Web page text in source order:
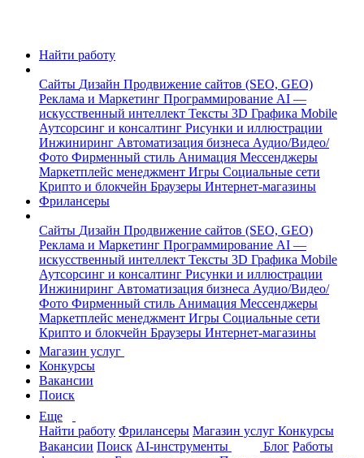
Найти работу
Сайты Дизайн Продвижение сайтов (SEO, GEO)
Реклама и Маркетинг Программирование AI —
искусственный интеллект Тексты 3D Графика Mobile
Аутсорсинг и консалтинг Рисунки и иллюстрации
Инжиниринг Автоматизация бизнеса Аудио/Видео/
Фото Фирменный стиль Анимация Мессенджеры
Маркетплейс менеджмент Игры Социальные сети
Крипто и блокчейн Браузеры Интернет-магазины
Фрилансеры
Сайты Дизайн Продвижение сайтов (SEO, GEO)
Реклама и Маркетинг Программирование AI —
искусственный интеллект Тексты 3D Графика Mobile
Аутсорсинг и консалтинг Рисунки и иллюстрации
Инжиниринг Автоматизация бизнеса Аудио/Видео/
Фото Фирменный стиль Анимация Мессенджеры
Маркетплейс менеджмент Игры Социальные сети
Крипто и блокчейн Браузеры Интернет-магазины
Магазин услуг
Конкурсы
Вакансии
Поиск
Еще
Найти работу Фрилансеры Магазин услуг Конкурсы
Вакансии Поиск AI-инструменты Блог Работы